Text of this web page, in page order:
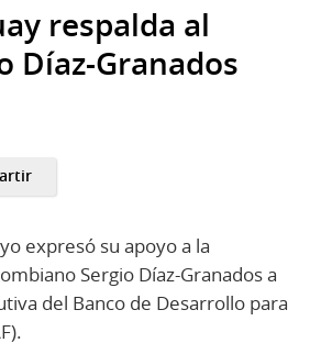
respalda al
Díaz-Granados
expresó su apoyo a la
Sergio Díaz-Granados a
del Banco de Desarrollo para